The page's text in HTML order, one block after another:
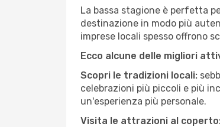
La bassa stagione è perfetta
destinazione in modo più
imprese locali spesso offrono
Ecco alcune delle migliori
Scopri le tradizioni locali:
celebrazioni più piccoli e più
un'esperienza più personale.
Visita le attrazioni al